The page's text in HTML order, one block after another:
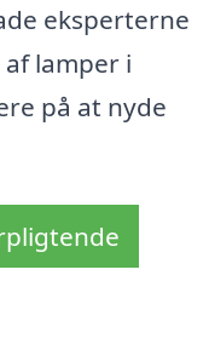
eksperterne
lamper i
på at nyde